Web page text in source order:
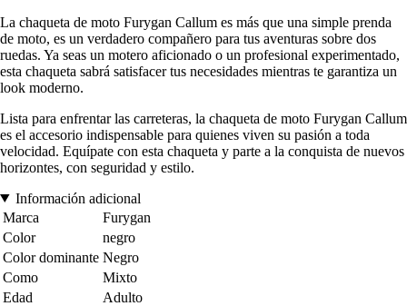
La chaqueta de moto Furygan Callum es más que una simple prenda
de moto, es un verdadero compañero para tus aventuras sobre dos
ruedas. Ya seas un motero aficionado o un profesional experimentado,
esta chaqueta sabrá satisfacer tus necesidades mientras te garantiza un
look moderno.
Lista para enfrentar las carreteras, la chaqueta de moto Furygan Callum
es el accesorio indispensable para quienes viven su pasión a toda
velocidad. Equípate con esta chaqueta y parte a la conquista de nuevos
horizontes, con seguridad y estilo.
Información adicional
Marca
Furygan
Color
negro
Color dominante Negro
Como
Mixto
Edad
Adulto